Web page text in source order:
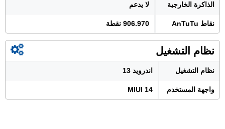
الذاكرة الخارجية لا يدعم
نقاط AnTuTu 906.970 نقطة
نظام التشغيل
نظام التشغيل اندرويد 13
واجهة المستخدم MIUI 14